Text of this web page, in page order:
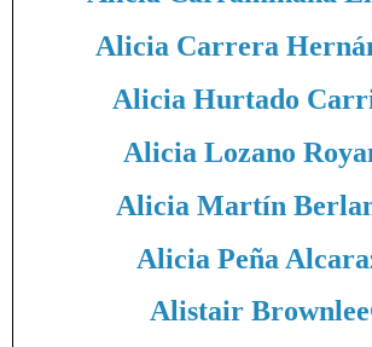
Alicia Carrera
Alicia Hurtado
Alicia Lozano
Alicia Martín
Alicia Peña
Alistair Brownlee